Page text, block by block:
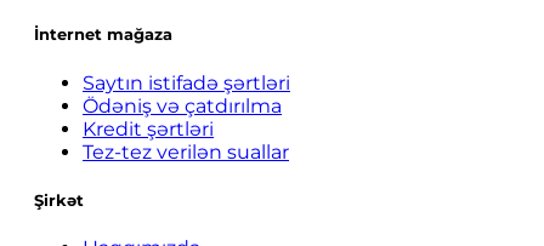
İnternet mağaza
Saytın istifadə şərtləri
Ödəniş və çatdırılma
Kredit şərtləri
Tez-tez verilən suallar
Şirkət